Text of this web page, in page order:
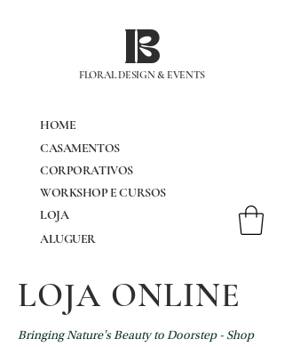
IB
FLORAL DESIGN & EVENTS
HOME
CASAMENTOS
CORPORATIVOS
WORKSHOP E CURSOS
LOJA
ALUGUER
LOJA ONLINE
Bringing Nature's Beauty to Doorstep - Shop